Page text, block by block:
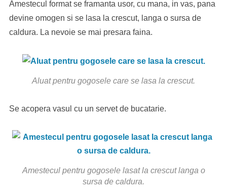
Amestecul format se framanta usor, cu mana, in vas, pana
devine omogen si se lasa la crescut, langa o sursa de
caldura. La nevoie se mai presara faina.
Aluat pentru gogosele care se lasa la crescut.
Se acopera vasul cu un servet de bucatarie.
Amestecul pentru gogosele lasat la crescut langa o
sursa de caldura.